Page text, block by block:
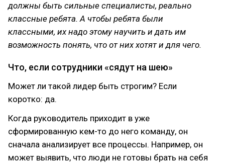
должны быть сильные специалисты, реально
классные ребята. А чтобы ребята были
классными, их надо этому научить и дать им
возможность понять, что от них хотят и для чего.
Что, если сотрудники «сядут на шею»
Может ли такой лидер быть строгим? Если
коротко: да.
Когда руководитель приходит в уже
сформированную кем-то до него команду, он
сначала анализирует все процессы. Например, он
может выявить, что люди не готовы брать на себя